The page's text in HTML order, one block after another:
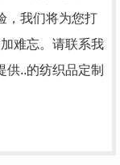
，我们将为您打
难忘。请联系我
供..的纺织品定制